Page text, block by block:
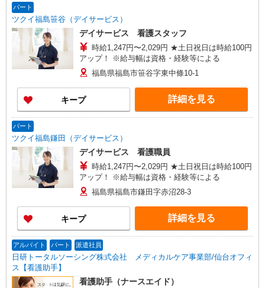
パート
ツクイ福島笹谷（デイサービス）
デイサービス 看護スタッフ
時給1,247円〜2,029円 ★土日祝日は時給100円
アップ！ ※給与幅は資格・経験等による
福島県福島市笹谷字東中條10-1
キープ 詳細を見る
パート
ツクイ福島鎌田（デイサービス）
デイサービス 看護職員
時給1,247円〜2,029円 ★土日祝日は時給100円
アップ！ ※給与幅は資格・経験等による
福島県福島市鎌田字赤沼28-3
キープ 詳細を見る
アルバイト パート 派遣社員
日研トータルソーシング株式会社 メディカルケア事業部/仙台オフィ
ス【看護助手】
看護助手（ナースエイド）